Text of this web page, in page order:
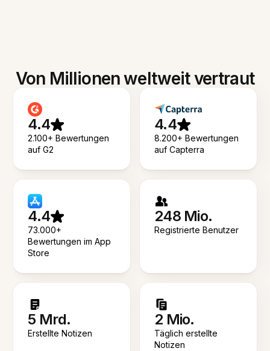
Von Millionen weltweit vertraut
4.4
2.100+ Bewertungen
auf G2
4.4
8.200+ Bewertungen
auf Capterra
4.4
73.000+
Bewertungen im App
Store
248 Mio.
Registrierte Benutzer
5 Mrd.
Erstellte Notizen
2 Mio.
Täglich erstellte
Notizen